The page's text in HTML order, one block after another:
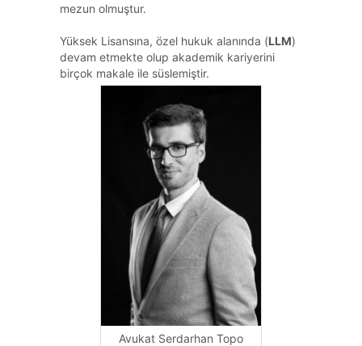
mezun olmuştur.
Yüksek Lisansına, özel hukuk alanında (LLM)
devam etmekte olup akademik kariyerini
birçok makale ile süslemiştir.
Avukat Serdarhan Topo